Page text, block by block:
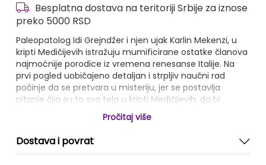
Besplatna dostava na teritoriji Srbije za iznose
preko 5000 RSD
Paleopatolog Idi Grejndžer i njen ujak Karlin Mekenzi, u
kripti Medičijevih istražuju mumificirane ostatke članova
najmoćnije porodice iz vremena renesanse Italije. Na
prvi pogled uobičajeno detaljan i strpljiv naučni rad
počinje da se pretvara u misteriju, jer se postavlja
pitanje čija su to sva tela u kripti Medičijevih, da bi
vrhunac nastao kada naučnici u korenu kičme Kozima
Medičija pronađu predmet nepoznatog porekla,
neprimeren tehnologiji ondašnjeg doba. Od tog časa
pisac nas vodi na uzbudljivo putovanje, jednim delom
smeštajući radnju u današnje vreme na ulice Firence i
Pročitaj više
Dostava i povrat